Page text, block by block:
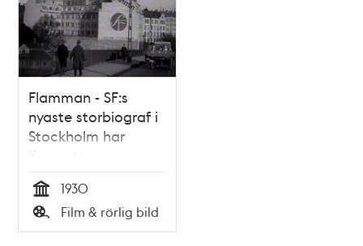
Flamman - SF:s
nyaste storbiograf i
Stockholm har
öppnats
Tid
1930
Typ
Film & rörlig bild